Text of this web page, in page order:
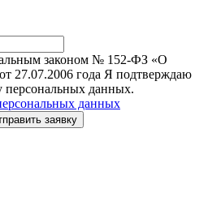
законом № 152-ФЗ «О
27.07.2006 года Я подтверждаю
персональных данных.
данных